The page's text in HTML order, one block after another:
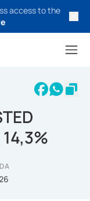
access to the